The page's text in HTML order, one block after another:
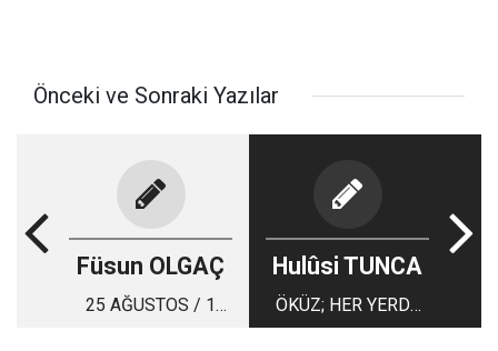
Önceki ve Sonraki Yazılar
Füsun OLGAÇ
25 AĞUSTOS / 1
Hulûsi TUNCA
ÖKÜZ; HER YERDE
ÖKÜZ! İŞTE